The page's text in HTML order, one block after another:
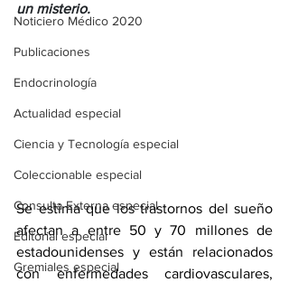
Noticiero Médico 2020
Publicaciones
Endocrinología
Actualidad especial
Ciencia y Tecnología especial
Coleccionable especial
Consulta Externa especial
Editorial especial
Gremiales especial
un misterio.
Se estima que los trastornos del sueño
afectan a entre 50 y 70 millones de
estadounidenses y están relacionados
con enfermedades cardiovasculares,